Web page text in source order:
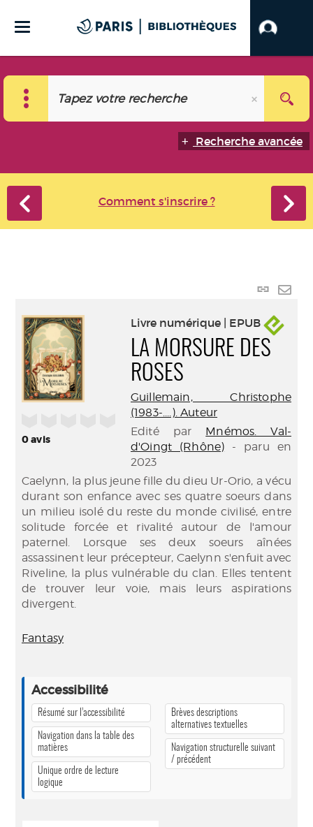
Recherche avancée
Comment s'inscrire ?
Lien
0avis
Livre numérique | EPUB
LA MORSURE DES
ROSES
Guillemain, Christophe
(1983-....). Auteur
Edité par Mnémos. Val-
d'Oingt (Rhône) - paru en
2023
Caelynn, la plus jeune fille du dieu Ur-Orio, a vécu
durant son enfance avec ses quatre soeurs dans
un milieu isolé du reste du monde civilisé, entre
solitude forcée et rivalité autour de l'amour
paternel. Lorsque ses deux soeurs aînées
assassinent leur précepteur, Caelynn s'enfuit avec
Riveline, la plus vulnérable du clan. Elles tentent
de trouver leur voie, mais leurs aspirations
divergent.
Fantasy
Accessibilité
Résumé sur l’accessibilité
Navigation dans la table des
matières
Unique ordre de lecture
logique
Brèves descriptions
alternatives textuelles
Navigation structurelle suivant
/ précédent